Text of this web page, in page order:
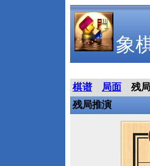
象
棋谱 局面
残局
残局推演